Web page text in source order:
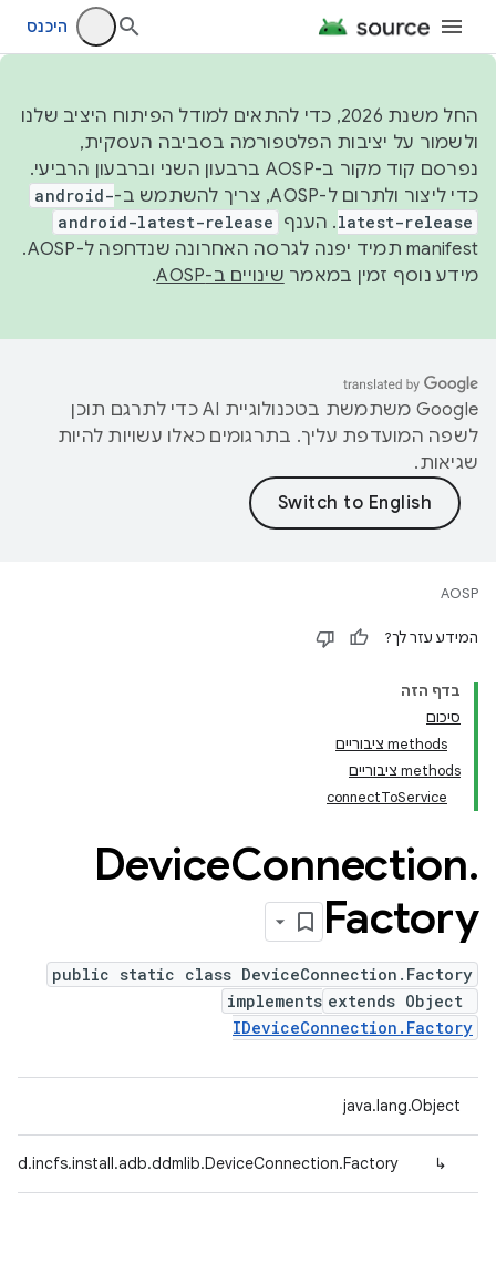
היכנס
החל משנת 2026, כדי להתאים למודל הפיתוח היציב שלנו
ולשמור על יציבות הפלטפורמה בסביבה העסקית,
נפרסם קוד מקור ב-AOSP ברבעון השני וברבעון הרביעי.
כדי ליצור ולתרום ל-AOSP, צריך להשתמש ב-
android-
latest-release. הענף android-latest-release
manifest תמיד יפנה לגרסה האחרונה שנדחפה ל-AOSP.
מידע נוסף זמין במאמר שינויים ב-AOSP .
‫Google משתמשת בטכנולוגיית AI כדי לתרגם תוכן
לשפה המועדפת עליך. בתרגומים כאלו עשויות להיות
שגיאות.
AOSP
המידע עזר לך?
בדף הזה
סיכום
‫methods ציבוריים
‫methods ציבוריים
connectToService
DeviceConnection.
Factory
public static class DeviceConnection.Factory
extends Object
implements
IDeviceConnection.Factory
java.lang.Object
↳